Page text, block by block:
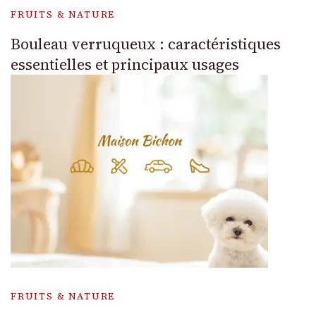
FRUITS & NATURE
Bouleau verruqueux : caractéristiques
essentielles et principaux usages
FRUITS & NATURE